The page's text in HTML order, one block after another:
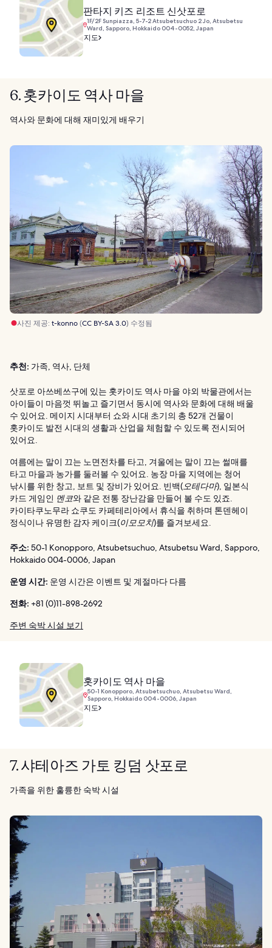
판타지 키즈 리조트 신삿포로
1F/2F Sunpiazza, 5-7-2 Atsubetsuchuo 2 Jo, Atsubetsu
Ward, Sapporo, Hokkaido 004-0052, Japan
지도
6. 홋카이도 역사 마을
역사와 문화에 대해 재미있게 배우기
사진 제공: t-konno(CC BY-SA 3.0) 수정됨
추천: 가족, 역사, 단체
삿포로 아쓰베쓰구에 있는 홋카이도 역사 마을 야외 박물관에서는
아이들이 마음껏 뛰놀고 즐기면서 동시에 역사와 문화에 대해 배울
수 있어요. 메이지 시대부터 쇼와 시대 초기의 총 52개 건물이
홋카이도 발전 시대의 생활과 산업을 체험할 수 있도록 전시되어
있어요.
여름에는 말이 끄는 노면전차를 타고, 겨울에는 말이 끄는 썰매를
타고 마을과 농가를 둘러볼 수 있어요. 농장 마을 지역에는 청어
낚시를 위한 창고, 보트 및 장비가 있어요. 빈백(오테다마), 일본식
카드 게임인 멘코와 같은 전통 장난감을 만들어 볼 수도 있죠.
카이타쿠노무라 쇼쿠도 카페테리아에서 휴식을 취하며 톤덴헤이
정식이나 유명한 감자 케이크(이모모치)를 즐겨보세요.
주소: 50-1 Konopporo, Atsubetsuchuo, Atsubetsu Ward, Sapporo,
Hokkaido 004-0006, Japan
운영 시간: 운영 시간은 이벤트 및 계절마다 다름
전화: +81 (0)11-898-2692
주변 숙박 시설 보기
홋카이도 역사 마을
50-1 Konopporo, Atsubetsuchuo, Atsubetsu Ward,
Sapporo, Hokkaido 004-0006, Japan
지도
7. 샤테아즈 가토 킹덤 삿포로
가족을 위한 훌륭한 숙박 시설